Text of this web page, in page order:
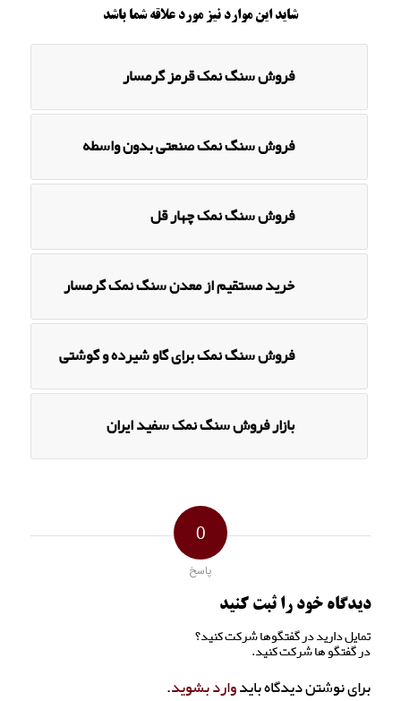
شاید این موارد نیز مورد علاقه شما باشد
فروش سنگ نمک قرمز گرمسار
فروش سنگ نمک صنعتی بدون واسطه
فروش سنگ نمک چهار قل
خرید مستقیم از معدن سنگ نمک گرمسار
فروش سنگ نمک برای گاو شیرده و گوشتی
بازار فروش سنگ نمک سفید ایران
0
پاسخ
دیدگاه خود را ثبت کنید
تمایل دارید در گفتگوها شرکت کنید؟
در گفتگو ها شرکت کنید.
برای نوشتن دیدگاه بایدوارد بشوید.